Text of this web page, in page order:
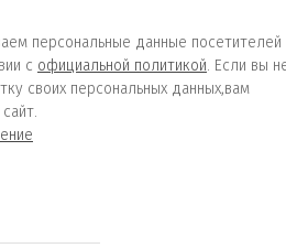
персональные данные посетителей
с официальной политикой. Если вы
своих персональных данных,вам